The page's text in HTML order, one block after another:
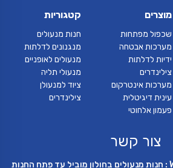
מוצרים
שכפול מפתחות
מערכות אבטחה
ידיות לדלתות
צילינדרים
מערכות אינטרקום
עינית דיגיטלית
פעמון אלחוטי
קטגוריות
חנות מנעולים
מנגנונים לדלתות
מנעולים לאופניים
מנעולי תליה
ציוד למנעולן
צילינדרים
צור קשר
כתובתינו: כתבו ב-WAZE : חנות מנעולים בחולון מוביל עד פתח החנות